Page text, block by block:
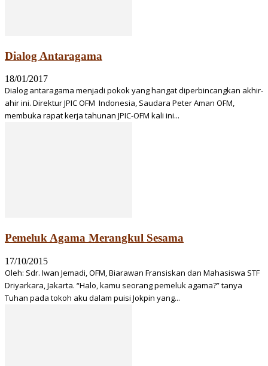
Dialog Antaragama
18/01/2017
Dialog antaragama menjadi pokok yang hangat diperbincangkan akhir-
ahir ini. Direktur JPIC OFM Indonesia, Saudara Peter Aman OFM,
membuka rapat kerja tahunan JPIC-OFM kali ini...
Pemeluk Agama Merangkul Sesama
17/10/2015
Oleh: Sdr. Iwan Jemadi, OFM, Biarawan Fransiskan dan Mahasiswa STF
Driyarkara, Jakarta. “Halo, kamu seorang pemeluk agama?” tanya
Tuhan pada tokoh aku dalam puisi Jokpin yang...